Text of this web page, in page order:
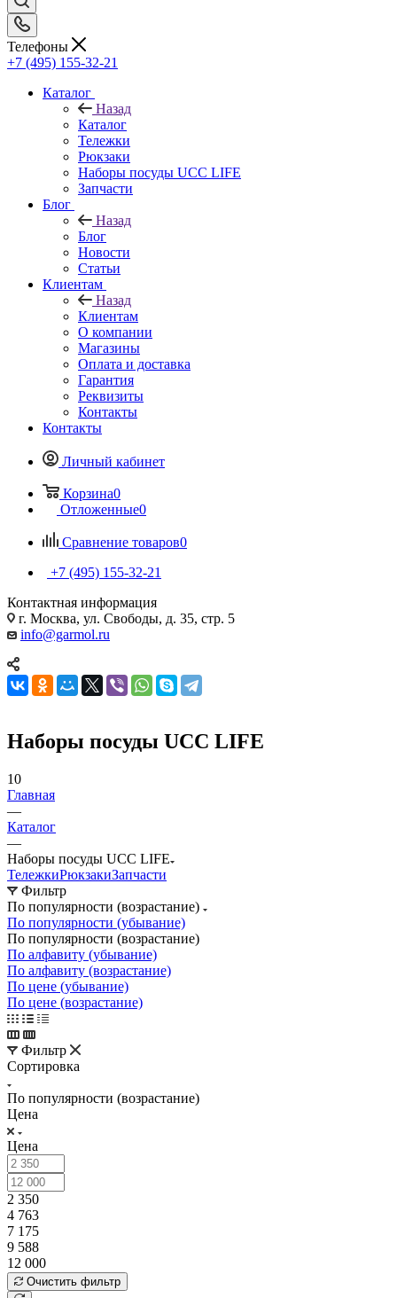
Телефоны
+7 (495) 155-32-21
Каталог
Назад
Каталог
Тележки
Рюкзаки
Наборы посуды UCC LIFE
Запчасти
Блог
Назад
Блог
Новости
Статьи
Клиентам
Назад
Клиентам
О компании
Магазины
Оплата и доставка
Гарантия
Реквизиты
Контакты
Контакты
Личный кабинет
Корзина0
Отложенные0
Сравнение товаров0
+7 (495) 155-32-21
Контактная информация
г. Москва, ул. Свободы, д. 35, стр. 5
info@garmol.ru
Наборы посуды UCC LIFE
10
Главная
—
Каталог
—
Наборы посуды UCC LIFE
ТележкиРюкзакиЗапчасти
Фильтр
По популярности (возрастание)
По популярности (убывание)
По популярности (возрастание)
По алфавиту (убывание)
По алфавиту (возрастание)
По цене (убывание)
По цене (возрастание)
Фильтр
Сортировка
По популярности (возрастание)
Цена
Цена
2 350
4 763
7 175
9 588
12 000
Очистить фильтр